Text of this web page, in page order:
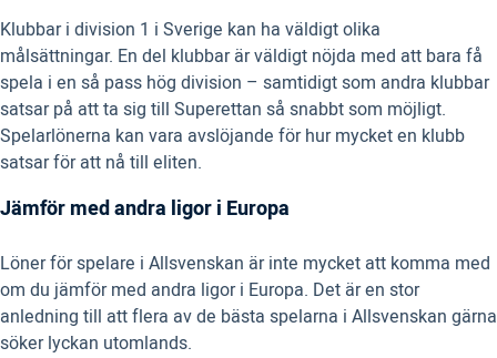
Klubbar i division 1 i Sverige kan ha väldigt olika
målsättningar. En del klubbar är väldigt nöjda med att bara få
spela i en så pass hög division – samtidigt som andra klubbar
satsar på att ta sig till Superettan så snabbt som möjligt.
Spelarlönerna kan vara avslöjande för hur mycket en klubb
satsar för att nå till eliten.
Jämför med andra ligor i Europa
Löner för spelare i Allsvenskan är inte mycket att komma med
om du jämför med andra ligor i Europa. Det är en stor
anledning till att flera av de bästa spelarna i Allsvenskan gärna
söker lyckan utomlands.